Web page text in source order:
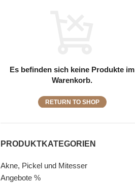
Es befinden sich keine Produkte im
Warenkorb.
RETURN TO SHOP
PRODUKTKATEGORIEN
Akne, Pickel und Mitesser
Angebote %